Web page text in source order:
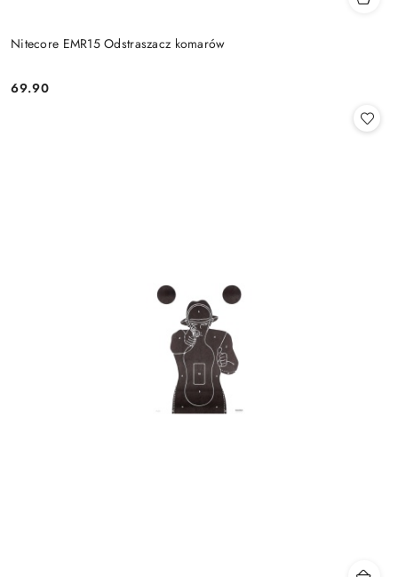
Nitecore EMR15 Odstraszacz komarów
Cena:
69.90